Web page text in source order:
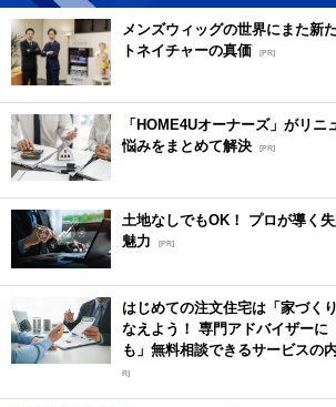
メンズウィッグの世界にまた新
トネイチャーの真価 [PR]
「HOME4Uオーナーズ」がリニ
悩みをまとめて解決 [PR]
土地なしでもOK！ プロが導く
魅力
[PR]
はじめての注文住宅は「家づく
なえよう！ 専門アドバイザーに
も」無料相談できるサービスの
R]